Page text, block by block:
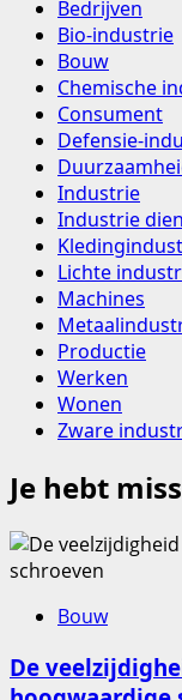
Bedrijven
Bio-industrie
Bouw
Chemische
Consument
Defensie-
Industrie
Industrie
Lichte
Machines
Productie
Werken
Wonen
Zware
Je hebt
Bouw
De